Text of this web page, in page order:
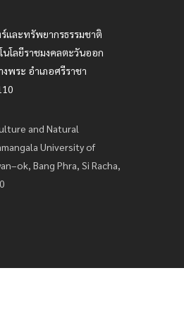
และทรัพยากรธรรมชาติ
โลยีราชมงคลตะวันออก
พระ อำเภอศรีราชา
and Natural
University of
Bang Phra, Si Racha,